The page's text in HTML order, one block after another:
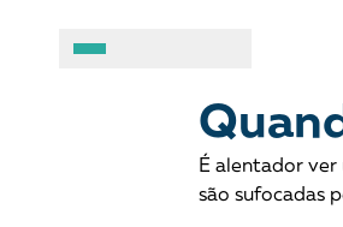
É alentador ver
são sufocadas